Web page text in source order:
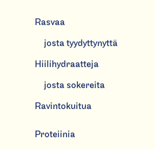
Rasvaa
josta tyydyttynyttä
Hiilihydraatteja
josta sokereita
Ravintokuitua
Proteiinia